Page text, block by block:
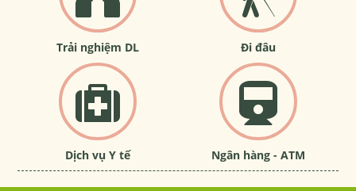
Trải nghiệm DL Đi đâu
Dịch vụ Y tế Ngân hàng - ATM